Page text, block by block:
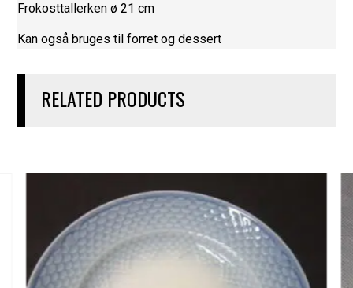
Frokosttallerken ø 21 cm
Kan også bruges til forret og dessert
RELATED PRODUCTS